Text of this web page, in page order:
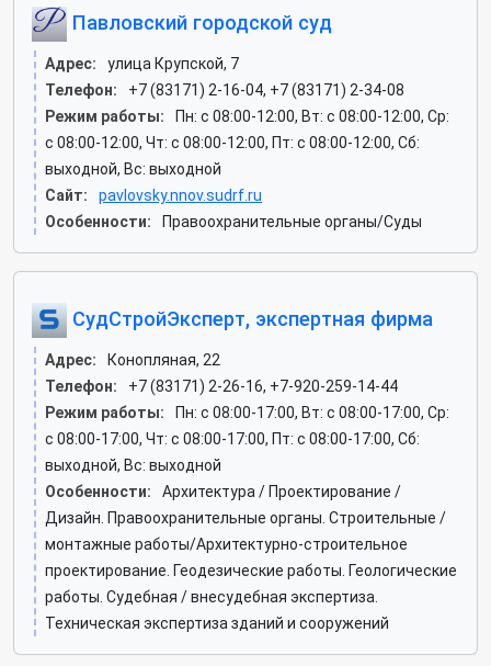
Павловский городской суд
Адрес:
улица Крупской, 7
Телефон:
+7 (83171) 2-16-04, +7 (83171) 2-34-08
Режим работы:
Пн: c 08:00-12:00, Вт: c 08:00-12:00, Ср:
c 08:00-12:00, Чт: c 08:00-12:00, Пт: c 08:00-12:00, Сб:
выходной, Вс: выходной
Сайт:
pavlovsky.nnov.sudrf.ru
Особенности:
Правоохранительные органы/Суды
СудСтройЭксперт, экспертная фирма
Адрес:
Конопляная, 22
Телефон:
+7 (83171) 2-26-16, +7-920-259-14-44
Режим работы:
Пн: c 08:00-17:00, Вт: c 08:00-17:00, Ср:
c 08:00-17:00, Чт: c 08:00-17:00, Пт: c 08:00-17:00, Сб:
выходной, Вс: выходной
Особенности:
Архитектура / Проектирование /
Дизайн. Правоохранительные органы. Строительные /
монтажные работы/Архитектурно-строительное
проектирование. Геодезические работы. Геологические
работы. Судебная / внесудебная экспертиза.
Техническая экспертиза зданий и сооружений